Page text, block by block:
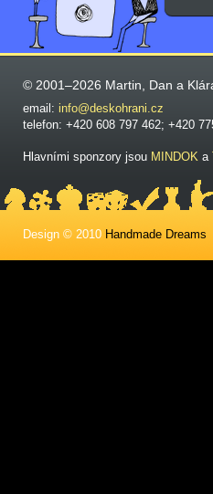
© 2001–2026 Martin, Dan a
email: info@deskohrani.cz
telefon: +420 608 797 462; +420
Hlavními sponzory jsou MINDOK a
Design © 2010 Handmade Dreams